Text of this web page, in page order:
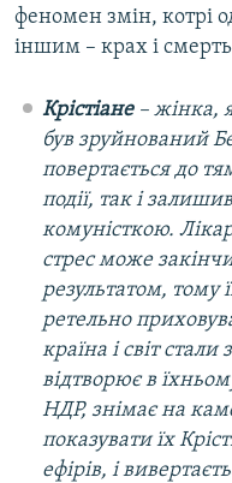
феномен змін, котрі
іншим – крах і
Крістіане– жінка,
був зруйнований
повертається до
події, так і
комуністкою.
стрес може
результатом, тому
ретельно
країна і світ
відтворює в
НДР, знімає на
показувати їх
ефірів, і